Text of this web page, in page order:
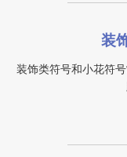
装
装饰类符号和小花符